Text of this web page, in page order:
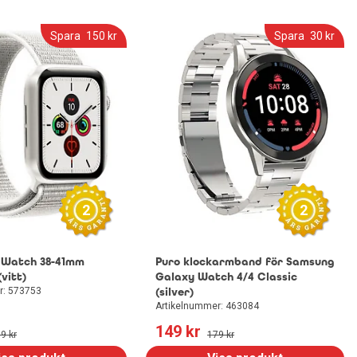
Spara 150 kr
2
38-41mm
573753
kr
Spara 30 kr
2
Puro klockarmband för Samsung
Galaxy Watch 4/4 Classic
(silver)
Artikelnummer: 463084
149 kr 179 kr